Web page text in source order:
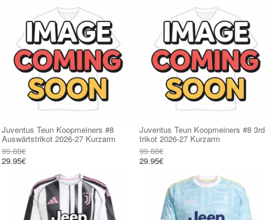
Juventus Teun Koopmeiners #8
Auswärtstrikot 2026-27 Kurzarm
99.88€
29.95€
Juventus Teun Koopmeiners #8 3rd
trikot 2026-27 Kurzarm
99.88€
29.95€